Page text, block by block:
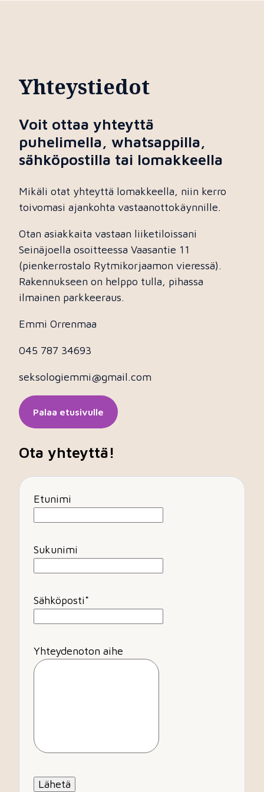
Yhteystiedot
Voit ottaa yhteyttä
puhelimella, whatsappilla,
sähköpostilla tai lomakkeella
Mikäli otat yhteyttä lomakkeella, niin kerro
toivomasi ajankohta vastaanottokäynnille.
Otan asiakkaita vastaan liiketiloissani
Seinäjoella osoitteessa Vaasantie 11
(pienkerrostalo Rytmikorjaamon vieressä).
Rakennukseen on helppo tulla, pihassa
ilmainen parkkeeraus.
Emmi Orrenmaa
045 787 34693
seksologiemmi@gmail.com
Palaa etusivulle
Ota yhteyttä!
Etunimi
Sukunimi
Sähköposti*
Yhteydenoton aihe